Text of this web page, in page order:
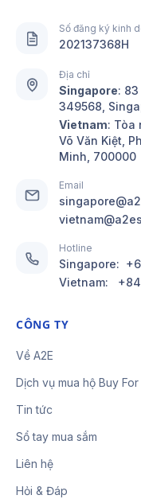
Số đăng ký kinh
202137368H
Địa chỉ
Singapore: 83
349568,
Vietnam: Tòa
Võ Văn Kiệt,
Minh, 700000
Email
Hotline
Singapore:
Vietnam:
CÔNG TY
Về A2E
Dịch vụ mua hộ Buy
Tin tức
Sổ tay mua sắm
Liên hệ
Hỏi & Đáp